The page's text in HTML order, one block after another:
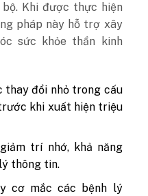
Khi được thực hiện
pháp này hỗ trợ xây
sức khỏe thần kinh
thay đổi nhỏ trong cấu
khi xuất hiện triệu
trí nhớ, khả năng
thông tin.
cơ mắc các bệnh lý